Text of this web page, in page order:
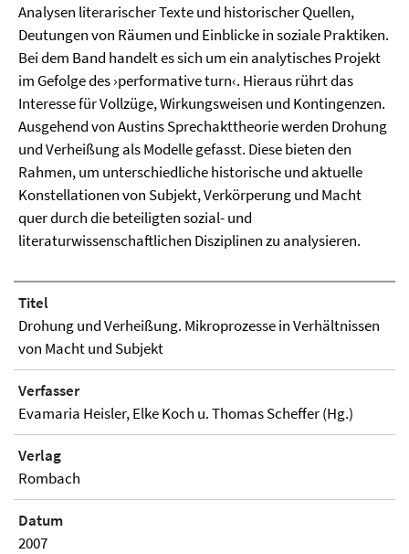
Analysen literarischer Texte und historischer Quellen,
Deutungen von Räumen und Einblicke in soziale Praktiken.
Bei dem Band handelt es sich um ein analytisches Projekt
im Gefolge des ›performative turn‹. Hieraus rührt das
Interesse für Vollzüge, Wirkungsweisen und Kontingenzen.
Ausgehend von Austins Sprechakttheorie werden Drohung
und Verheißung als Modelle gefasst. Diese bieten den
Rahmen, um unterschiedliche historische und aktuelle
Konstellationen von Subjekt, Verkörperung und Macht
quer durch die beteiligten sozial- und
literaturwissenschaftlichen Disziplinen zu analysieren.
Titel
Drohung und Verheißung. Mikroprozesse in Verhältnissen
von Macht und Subjekt
Verfasser
Evamaria Heisler, Elke Koch u. Thomas Scheffer (Hg.)
Verlag
Rombach
Datum
2007